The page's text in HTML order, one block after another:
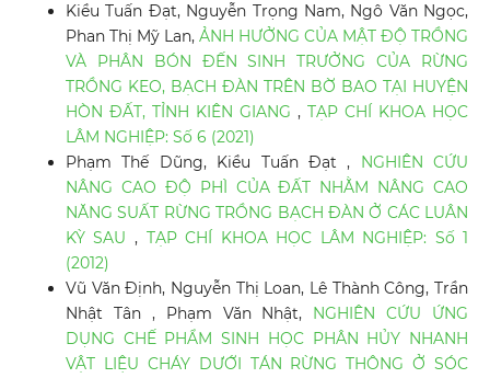
Kiều Tuấn Đạt, Nguyễn Trọng Nam, Ngô Văn Ngọc,
Phan Thị Mỹ Lan, ẢNH HƯỞNG CỦA MẬT ĐỘ TRỒNG
VÀ PHÂN BÓN ĐẾN SINH TRƯỞNG CỦA RỪNG
TRỒNG KEO, BẠCH ĐÀN TRÊN BỜ BAO TẠI HUYỆN
HÒN ĐẤT, TỈNH KIÊN GIANG,TẠP CHÍ KHOA HỌC
LÂM NGHIỆP: Số 6 (2021)
Phạm Thế Dũng, Kiều Tuấn Đạt ,
NGHIÊN CỨU
NÂNG CAO ĐỘ PHÌ CỦA ĐẤT NHẰM NÂNG CAO
NĂNG SUẤT RỪNG TRỒNG BẠCH ĐÀN Ở CÁC LUÂN
KỲ SAU , TẠP CHÍ KHOA HỌC LÂM NGHIỆP: Số 1
(2012)
Vũ Văn Định, Nguyễn Thị Loan, Lê Thành Công, Trần
Nhật Tân , Phạm Văn Nhật, NGHIÊN CỨU ỨNG
DỤNG CHẾ PHẨM SINH HỌC PHÂN HỦY NHANH
VẬT LIỆU CHÁY DƯỚI TÁN RỪNG THÔNG Ở SÓC